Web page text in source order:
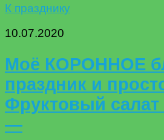
К празднику
10.07.2020
Моё КОРОННОЕ
праздник и
Фруктовый
—